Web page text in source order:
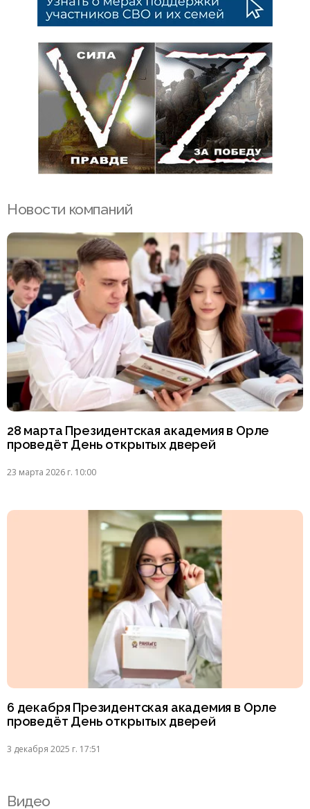
Новости компаний
28 марта Президентская академия в Орле
проведёт День открытых дверей
23 марта 2026 г. 10:00
6 декабря Президентская академия в Орле
проведёт День открытых дверей
3 декабря 2025 г. 17:51
Видео